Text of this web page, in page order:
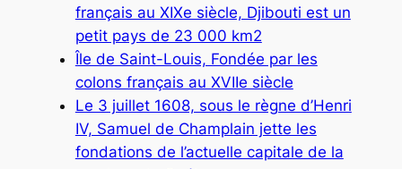
français au XIXe siècle, Djibouti est un
petit pays de 23 000 km2
Île de Saint-Louis, Fondée par les
colons français au XVIIe siècle
Le 3 juillet 1608, sous le règne d’Henri
IV, Samuel de Champlain jette les
fondations de l’actuelle capitale de la